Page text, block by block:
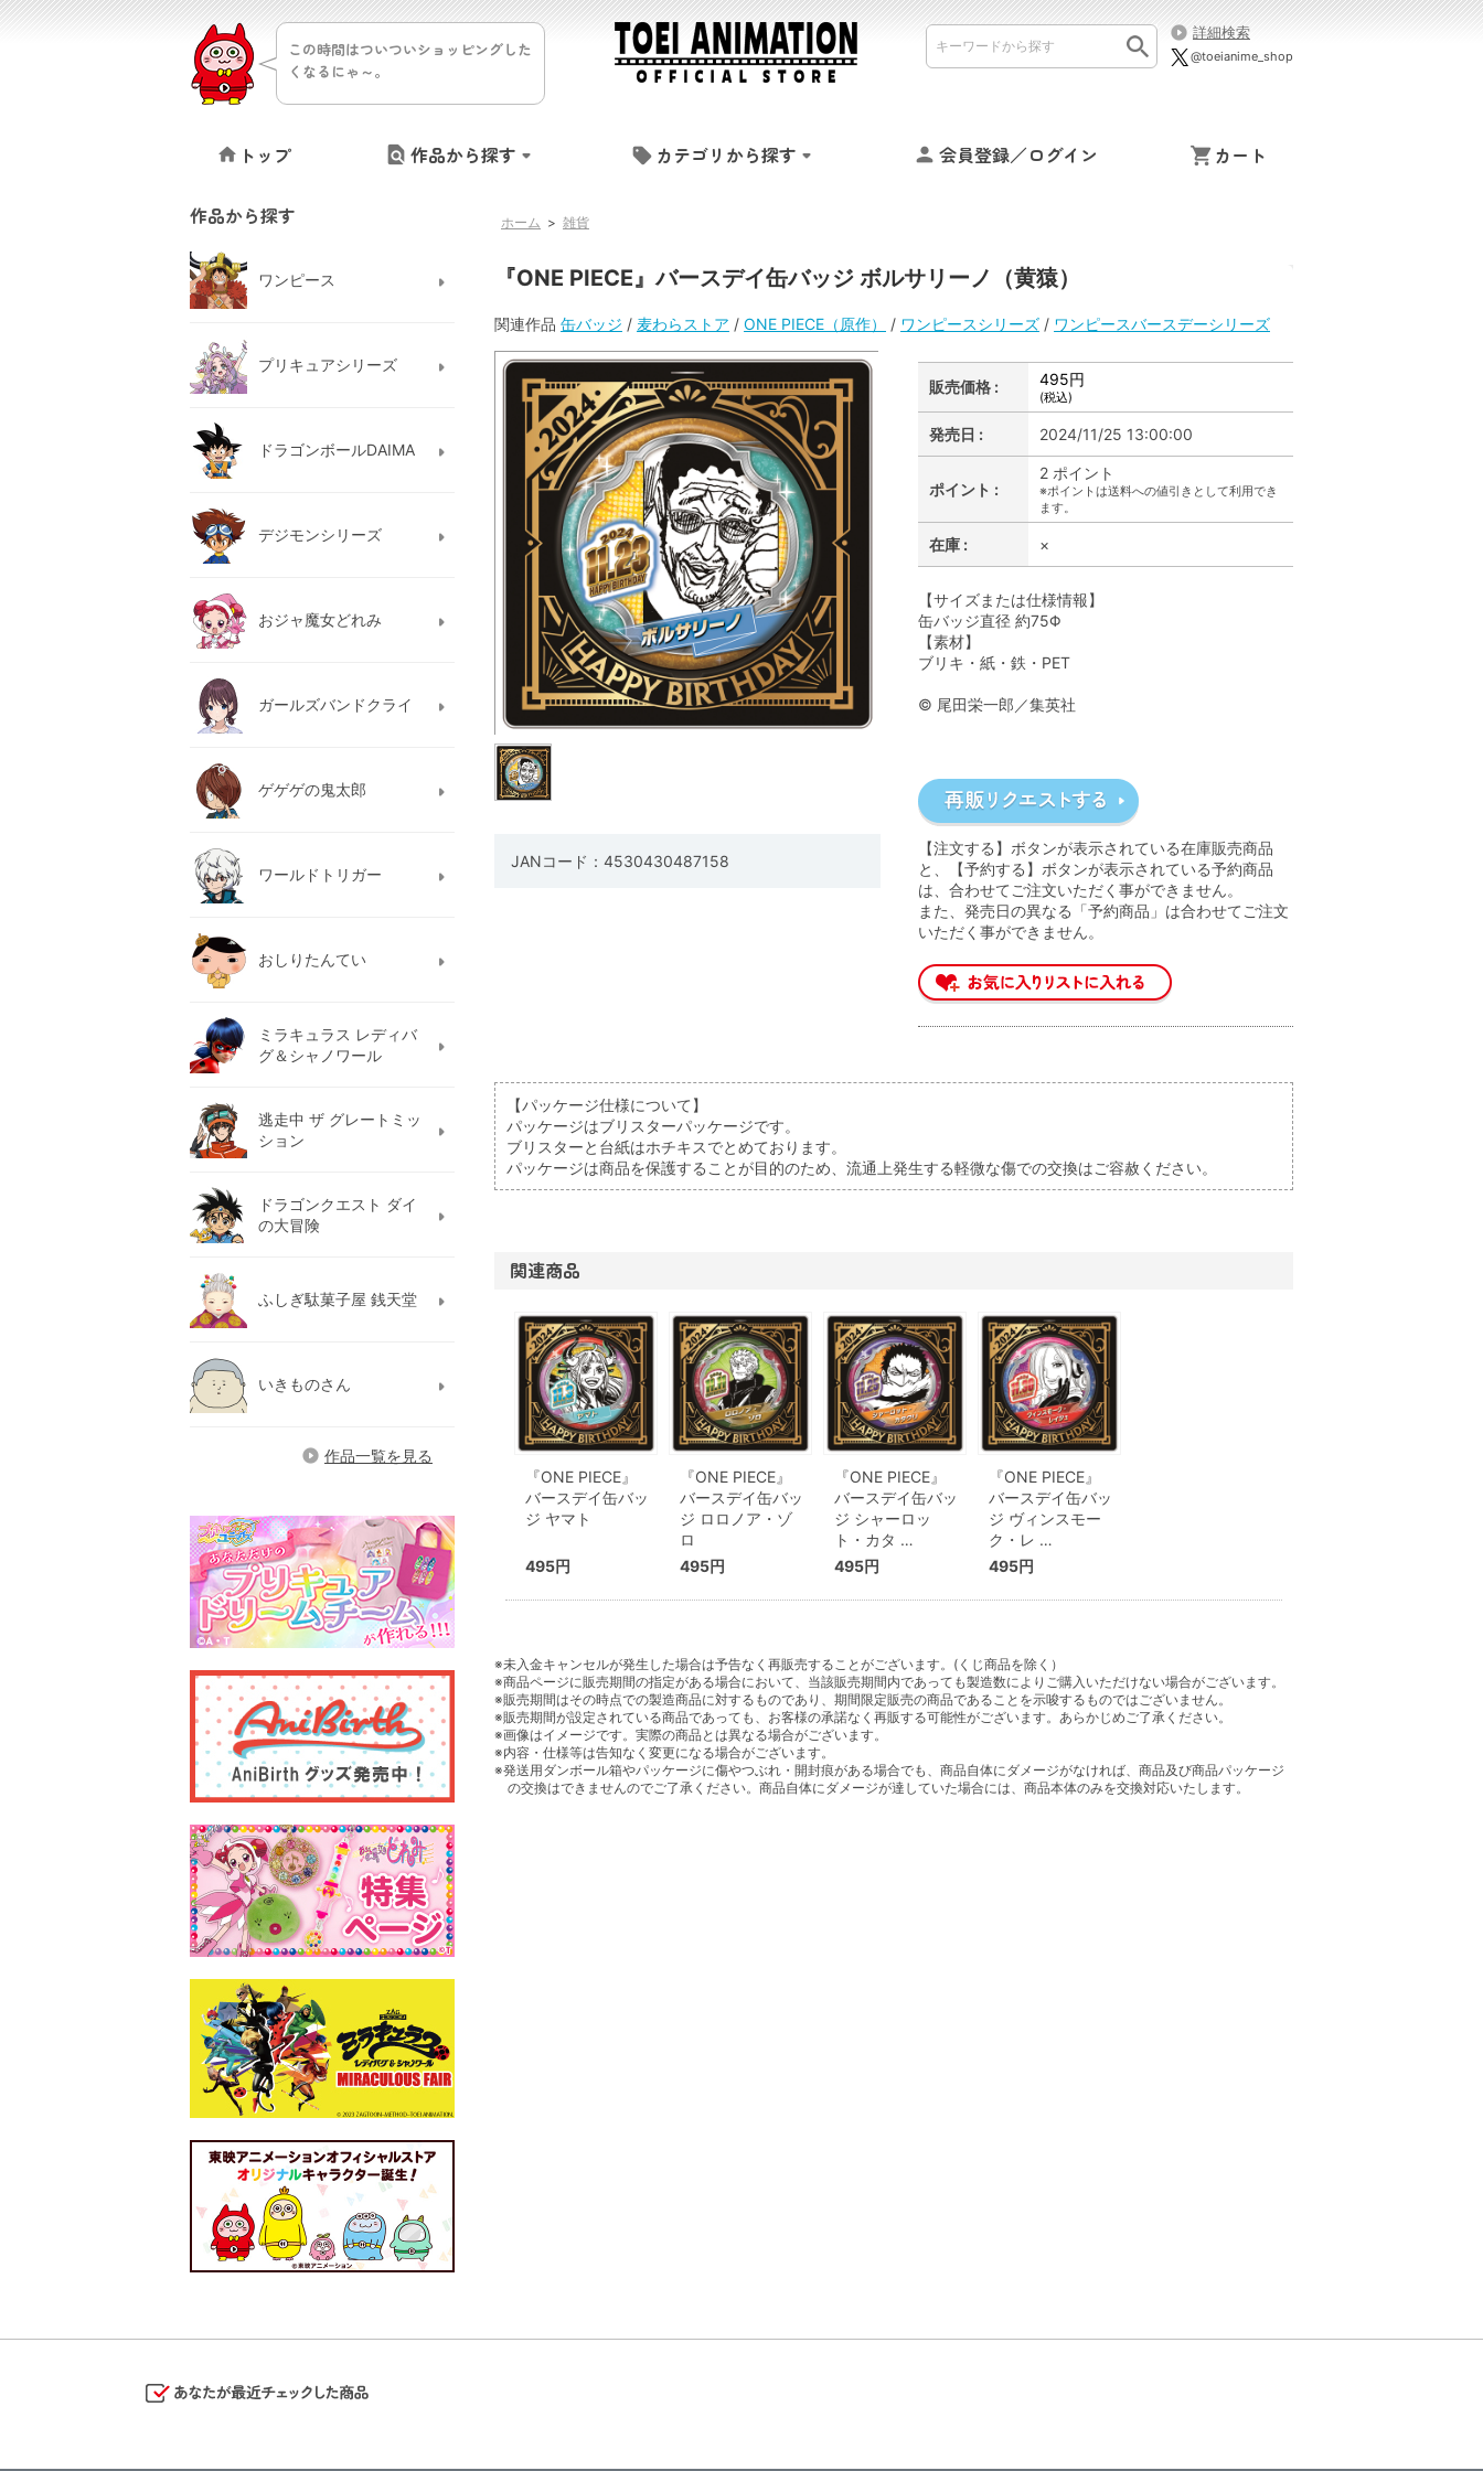
この時間はついついショッピングした
くなるにゃ～。
詳細検索
@toeianime_shop
トップ 作品から探す カテゴリから探す 会員登録／ログイン カート
ホーム > 雑貨
『ONE PIECE』バースデイ缶バッジ ボルサリーノ（黄猿）
関連作品 缶バッジ / 麦わらストア / ONE PIECE（原作） / ワンピースシリーズ / ワンピースバースデーシリーズ
JANコード：4530430487158
販売価格 : 495円
(税込)
発売日 : 2024/11/25 13:00:00
ポイント :
2 ポイント
※ポイントは送料への値引きとして利用でき
ます。
在庫 : ×
【サイズまたは仕様情報】
缶バッジ直径 約75Φ
【素材】
ブリキ・紙・鉄・PET
© 尾田栄一郎／集英社
【注文する】ボタンが表示されている在庫販売商品
と、【予約する】ボタンが表示されている予約商品
は、合わせてご注文いただく事ができません。
また、発売日の異なる「予約商品」は合わせてご注文
いただく事ができません。
【パッケージ仕様について】
パッケージはブリスターパッケージです。
ブリスターと台紙はホチキスでとめております。
パッケージは商品を保護することが目的のため、流通上発生する軽微な傷での交換はご容赦ください。
関連商品
『ONE PIECE』
バースデイ缶バッ
ジ ヤマト
495円
『ONE PIECE』
バースデイ缶バッ
ジ ロロノア・ゾ
ロ
495円
『ONE PIECE』
バースデイ缶バッ
ジ シャーロッ
ト・カタ …
495円
『ONE PIECE』
バースデイ缶バッ
ジ ヴィンスモー
ク・レ …
495円
※未入金キャンセルが発生した場合は予告なく再販売することがございます。(くじ商品を除く）
※商品ページに販売期間の指定がある場合において、当該販売期間内であっても製造数によりご購入いただけない場合がございます。
※販売期間はその時点での製造商品に対するものであり、期間限定販売の商品であることを示唆するものではございません。
※販売期間が設定されている商品であっても、お客様の承諾なく再販する可能性がございます。あらかじめご了承ください。
※画像はイメージです。実際の商品とは異なる場合がございます。
※内容・仕様等は告知なく変更になる場合がございます。
※発送用ダンボール箱やパッケージに傷やつぶれ・開封痕がある場合でも、商品自体にダメージがなければ、商品及び商品パッケージ
の交換はできませんのでご了承ください。商品自体にダメージが達していた場合には、商品本体のみを交換対応いたします。
作品から探す
ワンピース
プリキュアシリーズ
ドラゴンボールDAIMA
デジモンシリーズ
おジャ魔女どれみ
ガールズバンドクライ
ゲゲゲの鬼太郎
ワールドトリガー
おしりたんてい
ミラキュラス レディバ
グ＆シャノワール
逃走中 ザ グレートミッ
ション
ドラゴンクエスト ダイ
の大冒険
ふしぎ駄菓子屋 銭天堂
いきものさん
作品一覧を見る